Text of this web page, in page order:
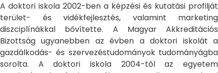
A doktori iskola 2002-ben a képzési és kutatási profilját
terület- és vidékfejlesztés, valamint marketing
diszciplínákkal bővítette. A Magyar Akkreditációs
Bizottság ugyanebben az évben a doktori iskolát a
gazdálkodás- és szervezéstudományok tudományágba
sorolta. A doktori iskola 2004-től az egyetem